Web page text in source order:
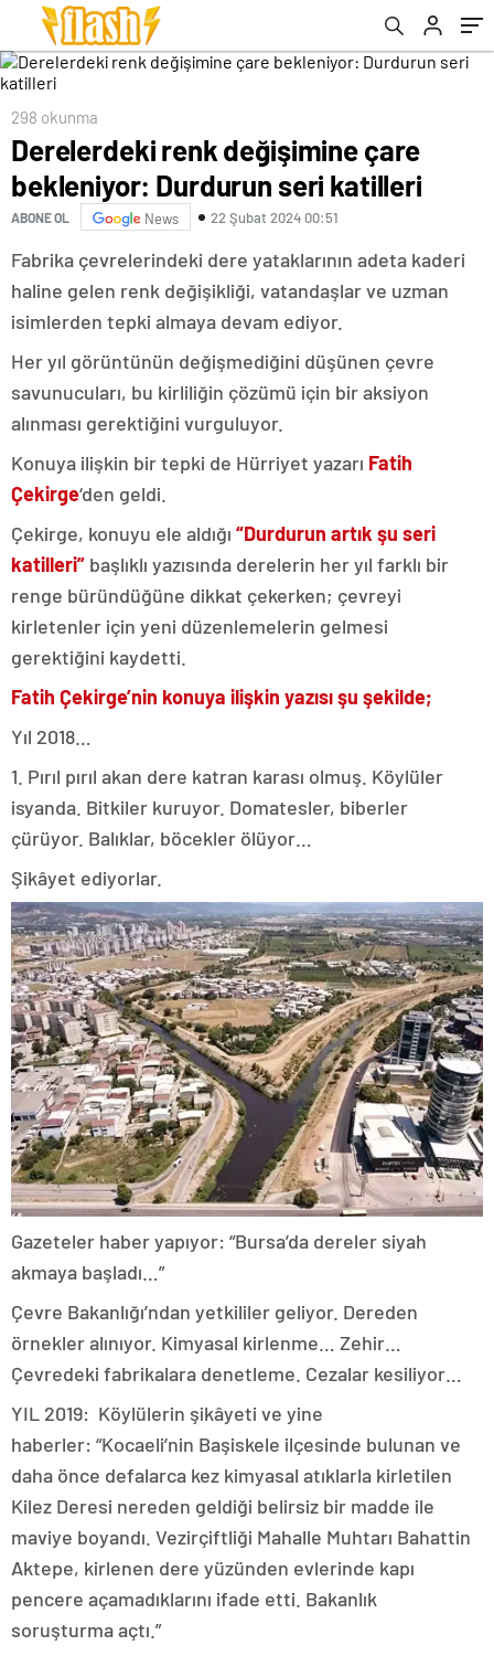
298 okunma
Derelerdeki renk değişimine çare
bekleniyor: Durdurun seri katilleri
ABONE OL News 22 Şubat 2024 00:51
Fabrika çevrelerindeki dere yataklarının adeta kaderi
haline gelen renk değişikliği, vatandaşlar ve uzman
isimlerden tepki almaya devam ediyor.
Her yıl görüntünün değişmediğini düşünen çevre
savunucuları, bu kirliliğin çözümü için bir aksiyon
alınması gerektiğini vurguluyor.
Konuya ilişkin bir tepki de Hürriyet yazarı Fatih
Çekirge‘den geldi.
Çekirge, konuyu ele aldığı “Durdurun artık şu seri
katilleri” başlıklı yazısında derelerin her yıl farklı bir
renge büründüğüne dikkat çekerken; çevreyi
kirletenler için yeni düzenlemelerin gelmesi
gerektiğini kaydetti.
Fatih Çekirge’nin konuya ilişkin yazısı şu şekilde;
Yıl 2018…
1. Pırıl pırıl akan dere katran karası olmuş. Köylüler
isyanda. Bitkiler kuruyor. Domatesler, biberler
çürüyor. Balıklar, böcekler ölüyor…
Şikâyet ediyorlar.
Gazeteler haber yapıyor: “Bursa’da dereler siyah
akmaya başladı…”
Çevre Bakanlığı’ndan yetkililer geliyor. Dereden
örnekler alınıyor. Kimyasal kirlenme… Zehir…
Çevredeki fabrikalara denetleme. Cezalar kesiliyor…
YIL 2019: Köylülerin şikâyeti ve yine
haberler: “Kocaeli’nin Başiskele ilçesinde bulunan ve
daha önce defalarca kez kimyasal atıklarla kirletilen
Kilez Deresi nereden geldiği belirsiz bir madde ile
maviye boyandı. Vezirçiftliği Mahalle Muhtarı Bahattin
Aktepe, kirlenen dere yüzünden evlerinde kapı
pencere açamadıklarını ifade etti. Bakanlık
soruşturma açtı.”